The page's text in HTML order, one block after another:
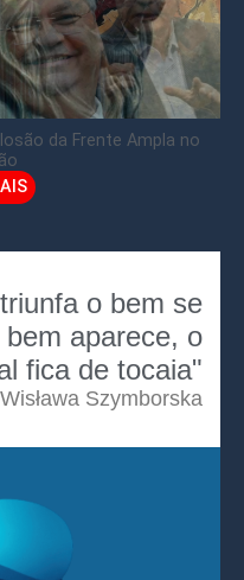
da Frente Ampla no
o bem se
aparece, o
fica de tocaia"
Wisława Szymborska